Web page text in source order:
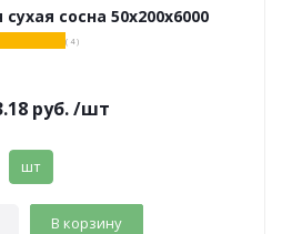
сосна 50х200х6000
( 4 )
руб. /шт
шт
В корзину